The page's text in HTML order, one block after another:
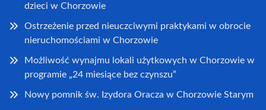
dzieci w Chorzowie
Ostrzeżenie przed nieuczciwymi praktykami w obrocie
nieruchomościami w Chorzowie
Możliwość wynajmu lokali użytkowych w Chorzowie w
programie „24 miesiące bez czynszu”
Nowy pomnik św. Izydora Oracza w Chorzowie Starym